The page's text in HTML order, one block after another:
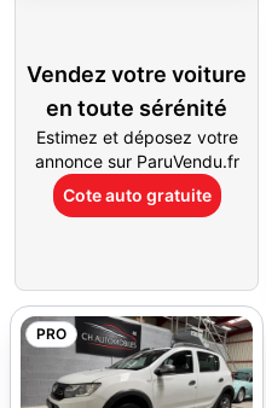
Vendez votre voiture
en toute sérénité
Estimez et déposez votre
annonce sur ParuVendu.fr
Cote auto gratuite
PRO